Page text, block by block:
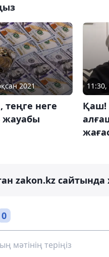
2021
теңге неге
жауабы
11:30,
Қаш!
zakon.kz сайтында
0